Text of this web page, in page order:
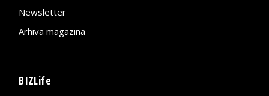
Newsletter
Arhiva magazina
BIZLife